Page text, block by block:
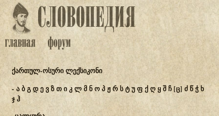
ქართულ-ოსური ლექსიკონი
-აბგდევზთიკლმნოპჟრ სტუფქღყშჩ[ც] ძწჭხ
ჯჰ